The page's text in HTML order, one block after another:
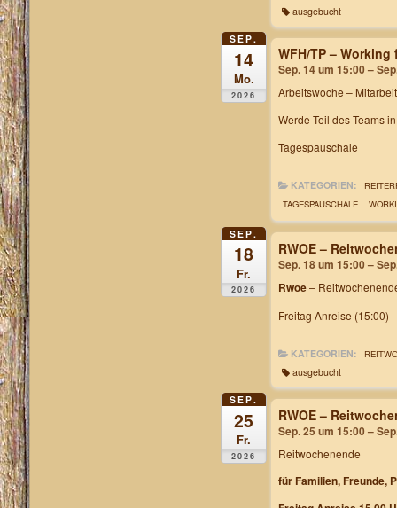
ausgebucht
SEP.
14
Mo.
2026
WFH/TP –
Sep. 14 um 15:00 –
Arbeitswoche –
Werde Teil des Teams
Tagespauschale
KATEGORIEN:
TAGESPAUSCHALE
SEP.
18
Fr.
2026
RWOE –
Sep. 18 um 15:00 –
Rwoe–
Freitag Anreise (15:00)
KATEGORIEN:
ausgebucht
SEP.
25
Fr.
2026
RWOE –
Sep. 25 um 15:00 –
Reitwochenende
für Familien, Freunde,